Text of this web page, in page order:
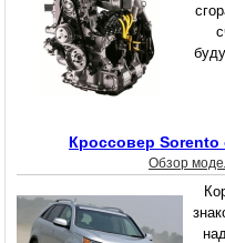
Кроссовер Sorento
Обзор